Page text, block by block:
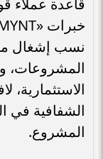
نسب إشغال
المشروعات،
الاستثمارية،
الشفافية في
المشروع.